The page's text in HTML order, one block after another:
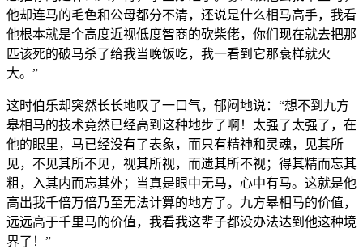
他却连马的毛色和公母都分不清，还说是什么相马高手，我看
他根本就是个高度近视低度智商的砍柴佬，你们现在就去把那
匹该死的破马杀了给我当晚饭吃，我一看到它那衰样就火
大。”
这时伯乐却突然长长地叹了一口气，郁闷地说：“想不到九方
皋相马的技术竟然已经高到这种地步了啊！太强了太强了，在
他的眼里，马已经没有了表象，而只有精神和灵魂，见其所
见，不见其所不见，视其所视，而遗其所不视；得其精而忘其
粗，入其内而忘其外；当真是眼中无马，心中有马。这就是他
高出我千倍万倍乃至无法计算的地方了。九方皋相马的价值，
远远高于千里马的价值，我看我这辈子都没办法达到他这种境
界了！”